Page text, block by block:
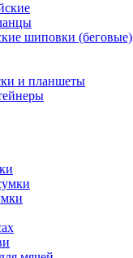
шиповки (беговые)
и планшеты